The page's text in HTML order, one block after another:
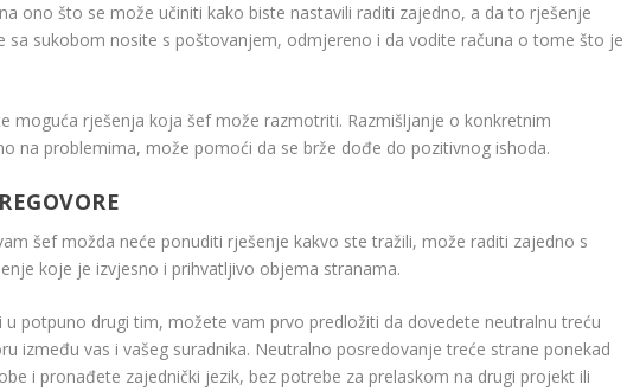
ono što se može učiniti kako biste nastavili raditi zajedno, a da to rješenje
sa sukobom nosite s poštovanjem, odmjereno i da vodite računa o tome što je
moguća rješenja koja šef može razmotriti. Razmišljanje o konkretnim
na problemima, može pomoći da se brže dođe do pozitivnog ishoda.
šef možda neće ponuditi rješenje kakvo ste tražili, može raditi zajedno s
koje je izvjesno i prihvatljivo objema stranama.
potpuno drugi tim, možete vam prvo predložiti da dovedete neutralnu treću
između vas i vašeg suradnika. Neutralno posredovanje treće strane ponekad
i pronađete zajednički jezik, bez potrebe za prelaskom na drugi projekt ili